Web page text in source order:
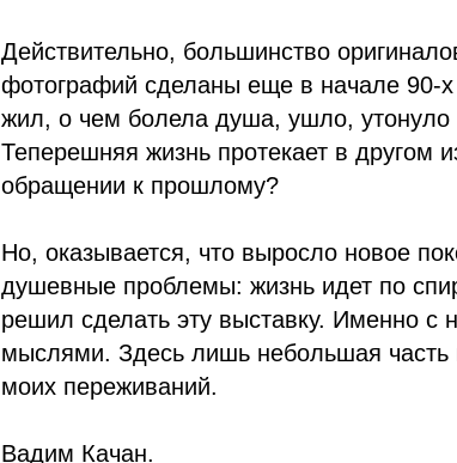
Действительно, большинство
фотографий сделаны еще в начале 90-
жил, о чем болела душа, ушло, утонуло
Теперешняя жизнь протекает в другом
обращении к прошлому?
Но, оказывается, что выросло новое
душевные проблемы: жизнь идет по
решил сделать эту выставку. Именно с
мыслями. Здесь лишь небольшая часть
моих переживаний.
Вадим Качан.